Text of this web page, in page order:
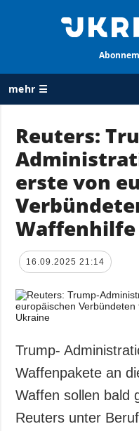
mehr ☰
ALLE
RUBRIKEN
Krieg
Wiederaufbau
der Ukraine
Politik
Wirtschaft
Militär
Gesellschaft und
Sport
Kriminalität
Notstand und
Notfälle
Reuters:
erste von
Waffenhilfe
16.09.2025 21:14
Trump-
Waffenpakete an
Waffen sollen bald
Reuters unter